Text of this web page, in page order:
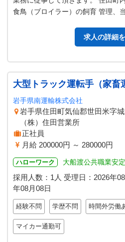
食鳥（ブロイラー）の飼育 管理、
求人の詳細
大型トラック運転手（家畜
岩手県南運輸株式会社
岩手県住田町気仙郡世田米
（株）住田営業所
正社員
月給 200000円 ～ 280000円
ハローワーク 大船渡公共職業安
採用人数：1人 受理日： 2026年
年08月08日
経験不問 学歴不問 時間外労働
マイカー通勤可